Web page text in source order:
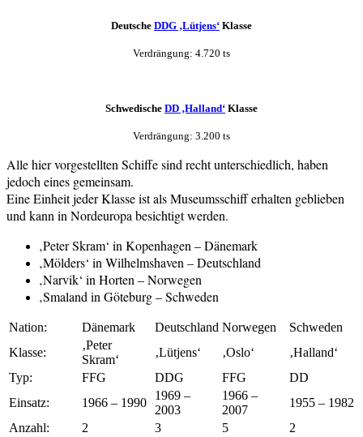
Deutsche DDG ‚Lütjens‘ Klasse
Verdrängung: 4.720 ts
Schwedische DD ‚Halland‘ Klasse
Verdrängung: 3.200 ts
Alle hier vorgestellten Schiffe sind recht unterschiedlich, haben
jedoch eines gemeinsam.
Eine Einheit jeder Klasse ist als Museumsschiff erhalten geblieben
und kann in Nordeuropa besichtigt werden.
‚Peter Skram‘ in Kopenhagen – Dänemark
‚Mölders‘ in Wilhelmshaven – Deutschland
‚Narvik‘ in Horten – Norwegen
‚Smaland in Göteburg – Schweden
Nation: Dänemark Deutschland Norwegen
Schweden
Klasse:
‚Peter
Skram‘
‚Lütjens‘ ‚Oslo‘
‚Halland‘
Typ:
FFG DDG FFG
DD
Einsatz:
1966 – 1990
1969 –
2003
1966 –
2007
1955 – 1982
Anzahl:
2 3 5 2